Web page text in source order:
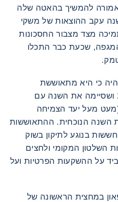
אמורה להמשיך בהאטה שלה
עקב ההוצאות של משקי
מצד מצבור החסכונות
שכעת כבר התכלו
כי היא מתאוששת
במחצית השנייה של 2023 ושסיימה את השנה עם
בתמ"ג (מעט מעל יעד הצמיחה
הנוכחית. ההתאוששות
בנוגע לתיקון בשוק
השלטון המקומי ולחצים
על ההשקעות הפרטיות ועל
במחצית הראשונה של